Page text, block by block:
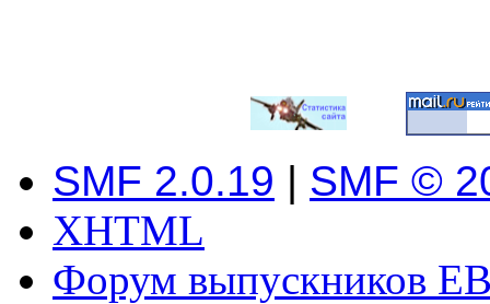
SMF 2.0.19 | SMF ©
XHTML
Форум выпускников